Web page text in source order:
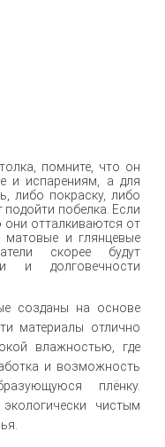
помните, что он
и испарениям, а для
либо покраску, либо
побелка. Если
они отталкиваются от
матовые и глянцевые
скорее будут
и долговечности
созданы на основе
материалы отлично
влажностью, где
и возможность
плёнку.
чистым